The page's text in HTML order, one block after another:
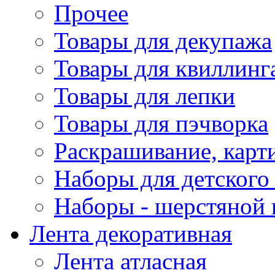
Прочее
Товары для декупажа
Товары для
Товары для лепки
Товары для пэчворка
Раскрашивание,
Наборы для
Наборы - шерстяной
Лента декоративная
Лента атласная